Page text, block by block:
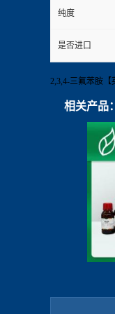
纯度
是否进口
2,3,4-三氟苯胺【
相关产品：